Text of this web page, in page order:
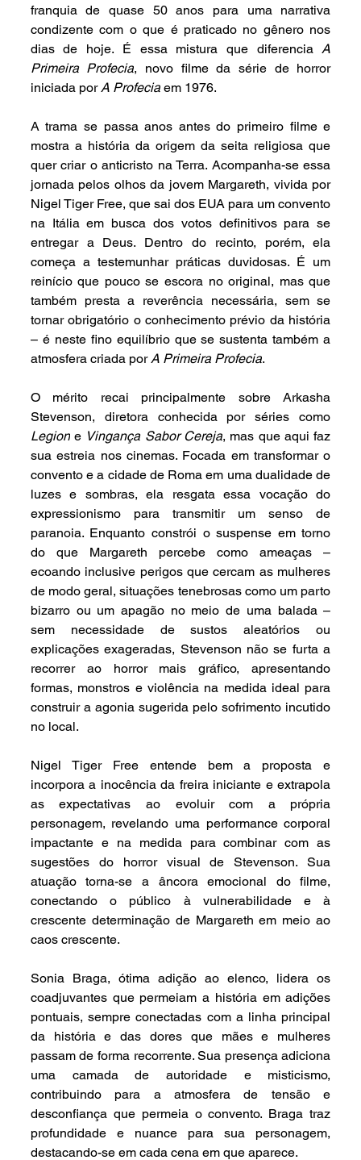
franquia de quase 50 anos para uma narrativa
condizente com o que é praticado no gênero nos
dias de hoje. É essa mistura que diferencia A
Primeira Profecia, novo filme da série de horror
iniciada por A Profecia em 1976.
A trama se passa anos antes do primeiro filme e
mostra a história da origem da seita religiosa que
quer criar o anticristo na Terra. Acompanha-se essa
jornada pelos olhos da jovem Margareth, vivida por
Nigel Tiger Free, que sai dos EUA para um convento
na Itália em busca dos votos definitivos para se
entregar a Deus. Dentro do recinto, porém, ela
começa a testemunhar práticas duvidosas. É um
reinício que pouco se escora no original, mas que
também presta a reverência necessária, sem se
tornar obrigatório o conhecimento prévio da história
– é neste fino equilíbrio que se sustenta também a
atmosfera criada por A Primeira Profecia.
O mérito recai principalmente sobre Arkasha
Legion e Vingança Sabor Cereja, mas que aqui faz
sua estreia nos cinemas. Focada em transformar o
convento e a cidade de Roma em uma dualidade de
luzes e sombras, ela resgata essa vocação do
expressionismo para transmitir um senso de
paranoia. Enquanto constrói o suspense em torno
do que Margareth percebe como ameaças –
ecoando inclusive perigos que cercam as mulheres
de modo geral, situações tenebrosas como um parto
bizarro ou um apagão no meio de uma balada –
sem necessidade de sustos aleatórios ou
explicações exageradas, Stevenson não se furta a
recorrer ao horror mais gráfico, apresentando
formas, monstros e violência na medida ideal para
construir a agonia sugerida pelo sofrimento incutido
no local.
Nigel Tiger Free entende bem a proposta e
incorpora a inocência da freira iniciante e extrapola
as expectativas ao evoluir com a própria
personagem, revelando uma performance corporal
impactante e na medida para combinar com as
sugestões do horror visual de Stevenson. Sua
atuação torna-se a âncora emocional do filme,
conectando o público à vulnerabilidade e à
crescente determinação de Margareth em meio ao
caos crescente.
Sonia Braga, ótima adição ao elenco, lidera os
coadjuvantes que permeiam a história em adições
pontuais, sempre conectadas com a linha principal
da história e das dores que mães e mulheres
passam de forma recorrente. Sua presença adiciona
uma camada de autoridade e misticismo,
contribuindo para a atmosfera de tensão e
desconfiança que permeia o convento. Braga traz
profundidade e nuance para sua personagem,
destacando-se em cada cena em que aparece.